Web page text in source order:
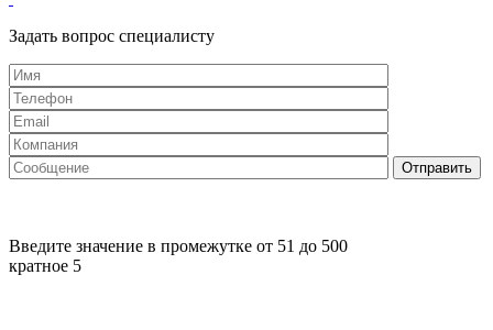
Задать вопрос специалисту
Введите значение в промежутке от 51 до 500
кратное 5